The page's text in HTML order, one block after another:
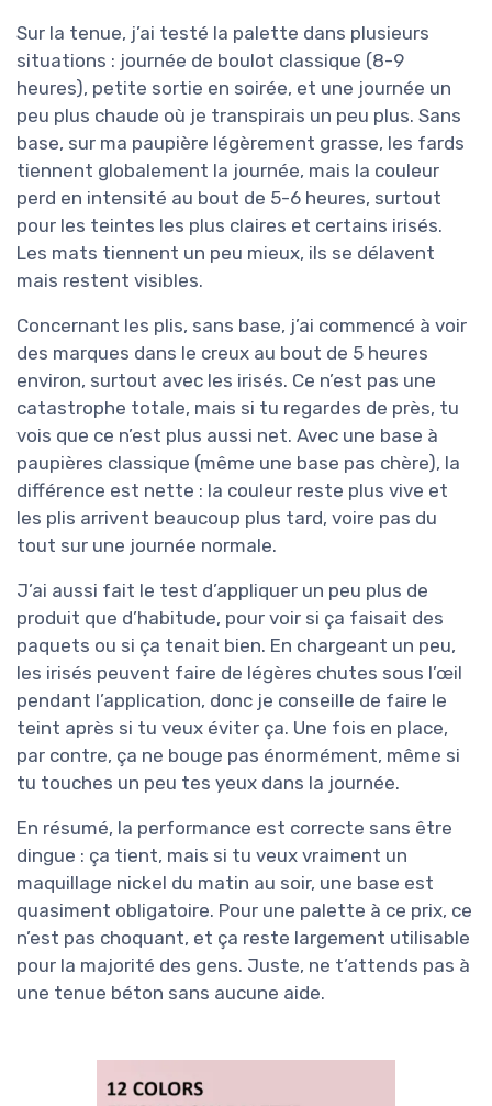
Sur la tenue, j’ai testé la palette dans plusieurs
situations : journée de boulot classique (8-9
heures), petite sortie en soirée, et une journée un
peu plus chaude où je transpirais un peu plus. Sans
base, sur ma paupière légèrement grasse, les fards
tiennent globalement la journée, mais la couleur
perd en intensité au bout de 5-6 heures, surtout
pour les teintes les plus claires et certains irisés.
Les mats tiennent un peu mieux, ils se délavent
mais restent visibles.
Concernant les plis, sans base, j’ai commencé à voir
des marques dans le creux au bout de 5 heures
environ, surtout avec les irisés. Ce n’est pas une
catastrophe totale, mais si tu regardes de près, tu
vois que ce n’est plus aussi net. Avec une base à
paupières classique (même une base pas chère), la
différence est nette : la couleur reste plus vive et
les plis arrivent beaucoup plus tard, voire pas du
tout sur une journée normale.
J’ai aussi fait le test d’appliquer un peu plus de
produit que d’habitude, pour voir si ça faisait des
paquets ou si ça tenait bien. En chargeant un peu,
les irisés peuvent faire de légères chutes sous l’œil
pendant l’application, donc je conseille de faire le
teint après si tu veux éviter ça. Une fois en place,
par contre, ça ne bouge pas énormément, même si
tu touches un peu tes yeux dans la journée.
En résumé, la performance est correcte sans être
dingue : ça tient, mais si tu veux vraiment un
maquillage nickel du matin au soir, une base est
quasiment obligatoire. Pour une palette à ce prix, ce
n’est pas choquant, et ça reste largement utilisable
pour la majorité des gens. Juste, ne t’attends pas à
une tenue béton sans aucune aide.